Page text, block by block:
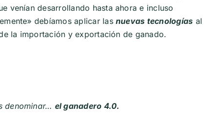
venían desarrollando hasta ahora e incluso
debíamos aplicar las nuevas tecnologías al
la importación y exportación de ganado.
denominar… el ganadero 4.0.